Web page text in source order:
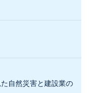
自然災害と建設業の